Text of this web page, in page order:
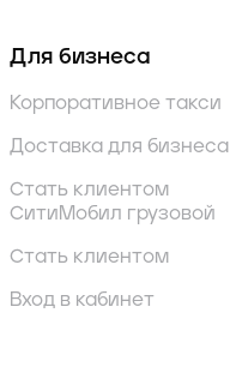
Для бизнеса
Корпоративное такси
Доставка для бизнеса
Стать клиентом
СитиМобил грузовой
Стать клиентом
Вход в кабинет